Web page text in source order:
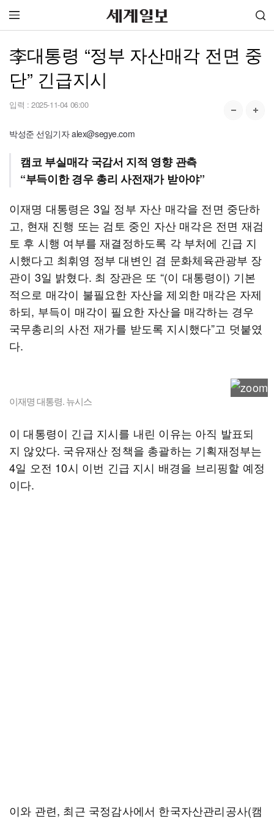
李대통령 “정부 자산매각 전면 중
단” 긴급지시
입력 : 2025-11-04 06:00
박성준 선임기자 alex@segye.com
캠코 부실매각 국감서 지적 영향 관측
“부득이한 경우 총리 사전재가 받아야”
이재명 대통령은 3일 정부 자산 매각을 전면 중단하
고, 현재 진행 또는 검토 중인 자산 매각은 전면 재검
토 후 시행 여부를 재결정하도록 각 부처에 긴급 지
시했다고 최휘영 정부 대변인 겸 문화체육관광부 장
관이 3일 밝혔다. 최 장관은 또 “(이 대통령이) 기본
적으로 매각이 불필요한 자산을 제외한 매각은 자제
하되, 부득이 매각이 필요한 자산을 매각하는 경우
국무총리의 사전 재가를 받도록 지시했다”고 덧붙였
다.
이재명 대통령. 뉴시스
이 대통령이 긴급 지시를 내린 이유는 아직 발표되
지 않았다. 국유재산 정책을 총괄하는 기획재정부는
4일 오전 10시 이번 긴급 지시 배경을 브리핑할 예정
이다.
이와 관련, 최근 국정감사에서 한국자산관리공사(캠